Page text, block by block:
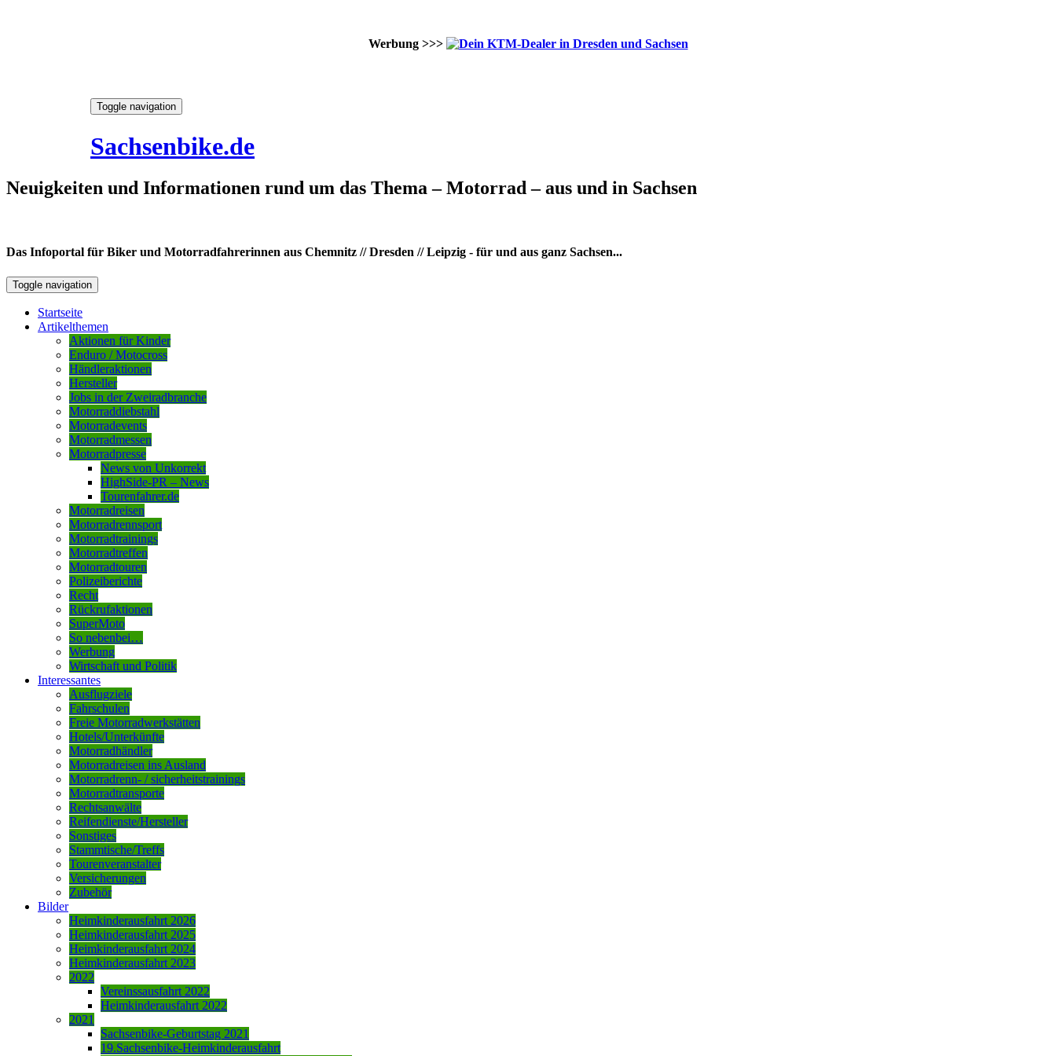
Werbung >>>
Toggle navigation
Sachsenbike.de
Neuigkeiten und Informationen rund um das Thema – Motorrad – aus und in Sachsen
Das Infoportal für Biker und Motorradfahrerinnen aus Chemnitz // Dresden // Leipzig - für und aus ganz Sachsen...
Toggle navigation
Startseite
Artikelthemen
Aktionen für Kinder
Enduro / Motocross
Händleraktionen
Hersteller
Jobs in der Zweiradbranche
Motorraddiebstahl
Motorradevents
Motorradmessen
Motorradpresse
News von Unkorrekt
HighSide-PR – News
Tourenfahrer.de
Motorradreisen
Motorradrennsport
Motorradtrainings
Motorradtreffen
Motorradtouren
Polizeiberichte
Recht
Rückrufaktionen
SuperMoto
So nebenbei…
Werbung
Wirtschaft und Politik
Interessantes
Ausflugziele
Fahrschulen
Freie Motorradwerkstätten
Hotels/Unterkünfte
Motorradhändler
Motorradreisen ins Ausland
Motorradrenn- / sicherheitstrainings
Motorradtransporte
Rechtsanwälte
Reifendienste/Hersteller
Sonstiges
Stammtische/Treffs
Tourenveranstalter
Versicherungen
Zubehör
Bilder
Heimkinderausfahrt 2026
Heimkinderausfahrt 2025
Heimkinderausfahrt 2024
Heimkinderausfahrt 2023
2022
Vereinssausfahrt 2022
Heimkinderausfahrt 2022
2021
Sachsenbike-Geburtstag 2021
19.Sachsenbike-Heimkinderausfahrt